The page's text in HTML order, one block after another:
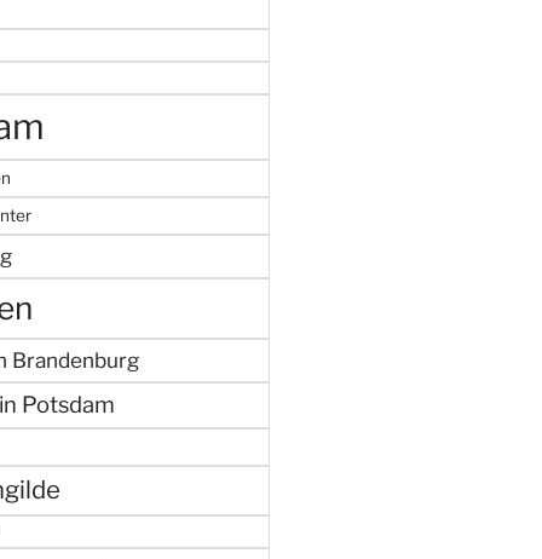
Brandenburg
Potsdam